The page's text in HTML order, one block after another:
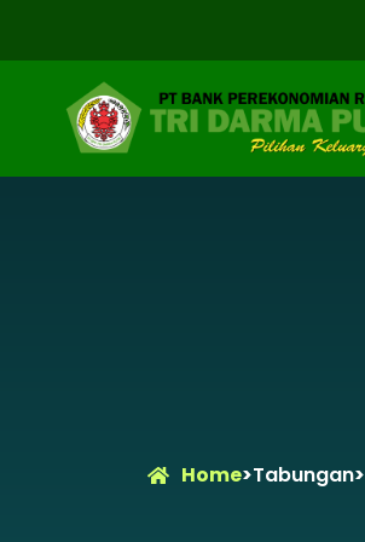
Home>Tabungan>